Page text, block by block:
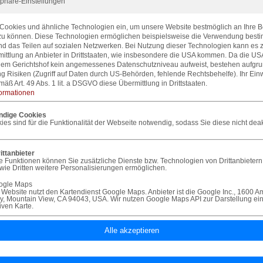
und ähnliche Technologien ein, um unsere Website bestmöglich an Ihre
können. Diese Technologien ermöglichen beispielsweise die Verwendung
das Teilen auf sozialen Netzwerken. Bei Nutzung dieser Technologien kann es
an Anbieter in Drittstaaten, wie insbesondere die USA kommen. Da die
Gerichtshof kein angemessenes Datenschutzniveau aufweist, bestehen
Risiken (Zugriff auf Daten durch US-Behörden, fehlende Rechtsbehelfe). Ihr
Art. 49 Abs. 1 lit. a DSGVO diese Übermittlung in Drittstaaten.
Cookies
sind für die Funktionalität der Webseite notwendig, sodass Sie diese nicht
Funktionen können Sie zusätzliche Dienste bzw. Technologien von
Dritten weitere Personalisierungen ermöglichen.
Maps
nutzt den Kartendienst Google Maps. Anbieter ist die Google Inc., 1600
Mountain View, CA 94043, USA. Wir nutzen Google Maps API zur Darstellung
Karte.
Ferien Bauernhof Österreich
Das Ferienhaus Goldberg ist ein ehemaliges Bauerhaus auf der Sonnseite
weiten Plateau in 950 m Seehöhe, inmitten von Wiesen und Wäldern. Das
(ein schroffes Bergmassiv der Gailtaler Alpen mit 5 Gipfeln zwischen 2110
den Karnischen Alpen, dem Reisskofel und dem Plöckengebiet in einer
und ein prachtvoller Blick auf den Bergkranz schenken kostbare Tage.
Das verträumt gelegene Ferienhaus hat eine Wohnfläche von insgesamt 130
Erdgeschoß befindet sich eine Wohnküche mit Speisekammer, ein
die Belastungs- als auch auf die Erholungsfähigkeit des Menschen äußerst
Im ersten Stock befindet sich ein Dreibettzimmer, ein Doppelzimmer, ein
Sandkasten und ein Tischtennistisch. Für die großen Gäste stehen
Grill zur Verfügung.